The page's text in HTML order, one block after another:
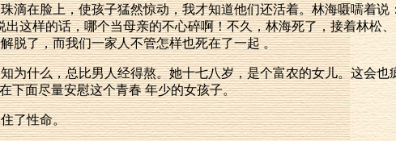
滴在脸上，使孩子猛然惊动，我才知道他们还活着。林海嗫嚅着说
这样的话，哪个当母亲的不心碎啊！不久，林海死了，接着林松
脱了，而我们一家人不管怎样也死在了一起 。
为什么，总比男人经得熬。她十七八岁，是个富农的女儿。这会也
下面尽量安慰这个青春 年少的女孩子。
了性命。